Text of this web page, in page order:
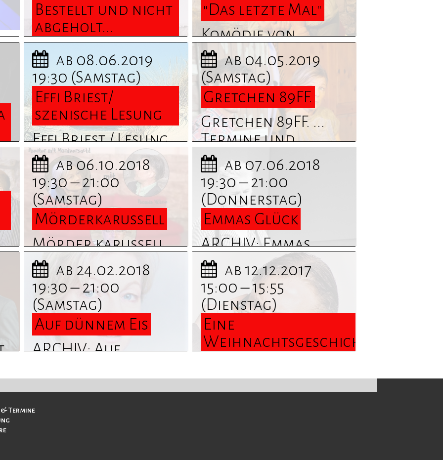
Bestellt und nicht
abgeholt...
Bestellt und nicht
abgeholt... ...
Termine und
Informationen
finden Sie hier
"Das letzte Mal"
Komödie von
Emmanuel Robert-
Espalieu ... Termine
und Informationen
finden Sie hier
ab 08.06.2019
19:30 (Samstag)
Effi Briest/
szenische Lesung
Effi Briest / Lesung
... Termine und
Informationen
finden Sie hier
ab 04.05.2019
(Samstag)
Gretchen 89FF.
Gretchen 89FF. ...
Termine und
Informationen
finden Sie hier
ab 06.10.2018
19:30 – 21:00
(Samstag)
Mörderkarussell
Mörder karussell
... Termine und
Informationen
finden Sie hier
ab 07.06.2018
19:30 – 21:00
(Donnerstag)
Emmas Glück
ARCHIV: Emmas
Glück. Monolog ...
Termine und
Informationen
finden Sie hier
ab 24.02.2018
19:30 – 21:00
(Samstag)
Auf dünnem Eis
ARCHIV: Auf
Termine und
finden Sie hier
ab 12.12.2017
15:00 – 15:55
(Dienstag)
Eine
Weihnachtsgeschichte
geschichte ...
Termine